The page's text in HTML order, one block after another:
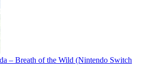
– Breath of the Wild (Nintendo Switch